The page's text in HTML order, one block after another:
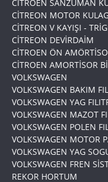
CİTROEN SANZUMAN
CİTREON MOTOR
CİTREON V KAYIŞI -
CİTREON DEVİRDAİM
CİTROEN ÖN
CİTROEN AMORTİSOR
VOLKSWAGEN
VOLKSWAGEN BAKIM
VOLKSWAGEN YAG
VOLKSWAGEN MAZOT
VOLKSWAGEN POLEN
VOLKSWAGEN MOTOR
VOLKSWAGEN YAG
VOLKSWAGEN FREN
REKOR HORTUM